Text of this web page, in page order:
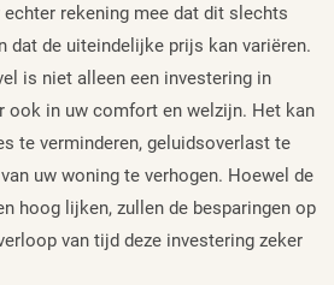
rekening mee dat dit slechts
dat de uiteindelijke prijs kan variëren.
is niet alleen een investering in
ook in uw comfort en welzijn. Het kan
te verminderen, geluidsoverlast te
uw woning te verhogen. Hoewel de
hoog lijken, zullen de besparingen op
van tijd deze investering zeker